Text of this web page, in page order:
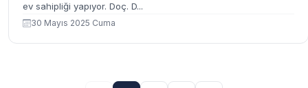
ev sahipliği yapıyor. Doç. D...
30 Mayıs 2025 Cuma